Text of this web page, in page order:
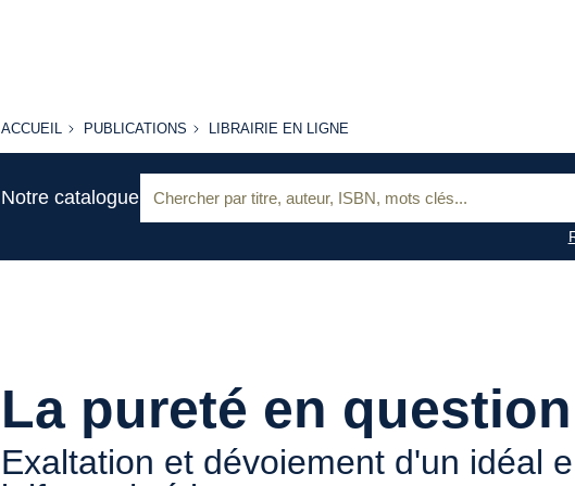
ACCUEIL
ACCUEIL PUBLICATIONS
PUBLICATIONS
LIBRAIRIE
LIBRAIRIE EN LIGNE
Notre catalogue:
La pureté en question
Exaltation et dévoiement d'un idéal